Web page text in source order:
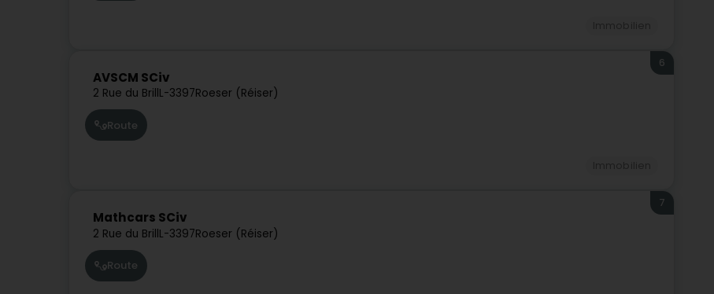
AVSCM SCiv
2 Rue du BrillL-3397Roeser (Réiser)
6
Route
Mathcars SCiv
2 Rue du BrillL-3397Roeser (Réiser)
7
Route